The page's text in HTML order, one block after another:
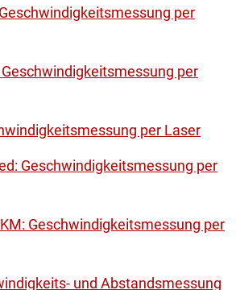
per
per
per Laser
Geschwindigkeitsmessung per
Geschwindigkeitsmessung per
und Abstandsmessung